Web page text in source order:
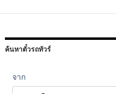
ค้นหาตั๋วรถทัวร์